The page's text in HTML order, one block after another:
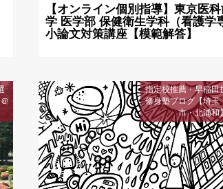
【オンライン個別指導】東京医
学 医学部 保健衛生学科（看護学
小論文対策講座【模範解答】
指定校推薦・早稲田
修身塾ブログ【埼玉
市・北浦和